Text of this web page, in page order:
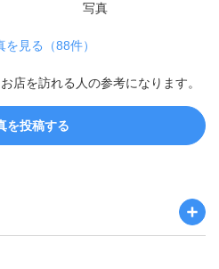
を見る（88件）
店を訪れる人の参考になります。
を投稿する